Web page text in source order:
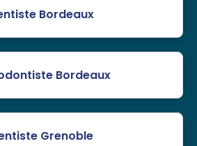
Bordeaux
Bordeaux
Grenoble